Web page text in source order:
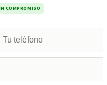
COMPROMISO